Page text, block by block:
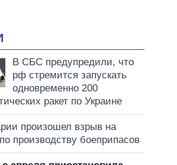
В СБС предупредили, что
рф стремится запускать
одновременно 200
ракет по Украине
произошел взрыв на
производству боеприпасов